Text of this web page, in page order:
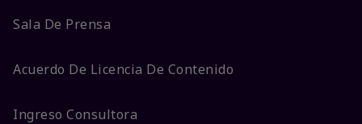
Sala De Prensa
Acuerdo De Licencia De Contenido
Ingreso Consultora